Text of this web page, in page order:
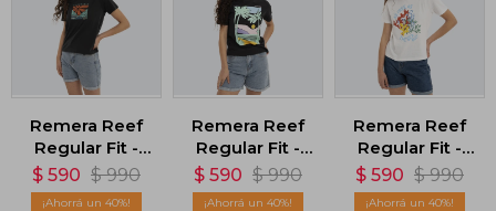
Remera Reef
Regular Fit -
Negro
$ 590 $ 990
40
Remera Reef
Regular Fit -
Negro
$ 590 $ 990
40
Remera Reef
Regular Fit -
Blanco
$ 590 $ 990
40